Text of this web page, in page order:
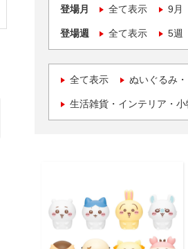
登場月 全て表示 9月
登場週 全て表示 5週
全て表示 ぬいぐるみ
生活雑貨・インテリア・小